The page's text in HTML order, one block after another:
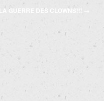
LA GUERRE DES CLOWNS!!! →